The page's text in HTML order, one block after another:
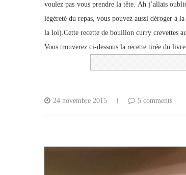
voulez pas vous prendre la tête. Ah j’allais
légèreté du repas, vous pouvez aussi déroger à
la loi).Cette recette de bouillon curry crevettes
Vous trouverez ci-dessous la recette tirée du
24 novembre 2015 5 comments